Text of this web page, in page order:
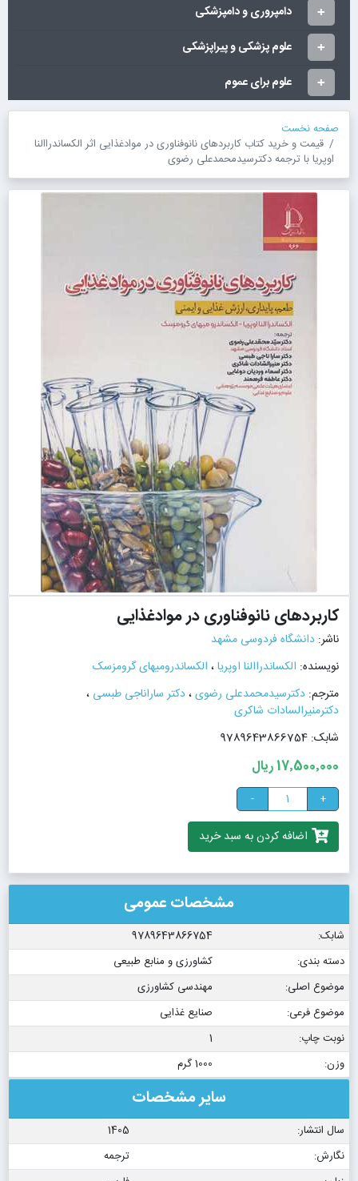
دامپروری و دامپزشکی
علوم پزشکی و پیراپزشکی
علوم برای عموم
صفحه نخست
قیمت و خرید کتاب کاربردهای نانوفناوری در موادغذایی اثر الکساندراالنا
اوپریا با ترجمه دکترسیدمحمدعلی رضوی
کاربردهای نانوفناوری در موادغذایی
ناشر: دانشگاه فردوسی مشهد
نویسنده: الکساندراالنا اوپریا، الکساندرومیهای گرومزسک
مترجم: دکترسیدمحمدعلی رضوی،دکتر ساراناجی طبسی ،
دکترمنیرالسادات شاکری
شابک: 9789643866754
17٬500٬000 ریال
+
-
اضافه کردن به سبد خرید
مشخصات عمومی
شابک:
9789643866754
دسته بندی:
کشاورزی و منابع طبیعی
موضوع اصلی:
مهندسی کشاورزی
موضوع فرعی:
صنایع غذایی
نوبت چاپ:
1
وزن:
1000 گرم
سایر مشخصات
سال انتشار:
1405
نگارش:
ترجمه